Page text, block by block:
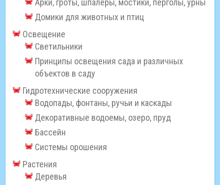
Арки, гроты, шпалеры, мостики, перголы, урны
Домики для животных и птиц
Освещение
Светильники
Принципы освещения сада и различных
объектов в саду
Гидротехнические сооружения
Водопады, фонтаны, ручьи и каскады
Декоративные водоемы, озеро, пруд
Бассейн
Системы орошения
Растения
Деревья